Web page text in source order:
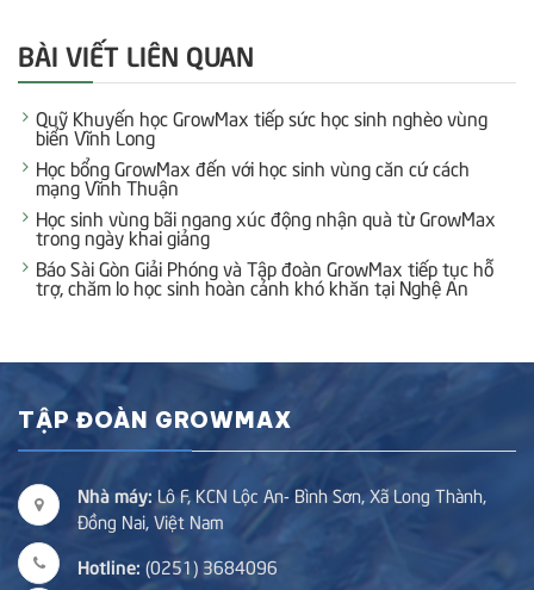
BÀI VIẾT LIÊN QUAN
Quỹ Khuyến học GrowMax tiếp sức học sinh nghèo vùng
biển Vĩnh Long
Học bổng GrowMax đến với học sinh vùng căn cứ cách
mạng Vĩnh Thuận
Học sinh vùng bãi ngang xúc động nhận quà từ GrowMax
trong ngày khai giảng
Báo Sài Gòn Giải Phóng và Tập đoàn GrowMax tiếp tục hỗ
trợ, chăm lo học sinh hoàn cảnh khó khăn tại Nghệ An
TẬP ĐOÀN GROWMAX
Nhà máy: Lô F, KCN Lộc An- Bình Sơn, Xã Long Thành,
Đồng Nai, Việt Nam
Hotline: (0251) 3684096